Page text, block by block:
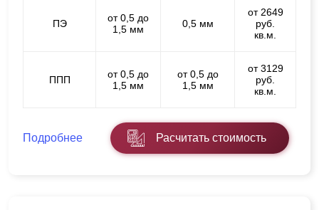
ПЭ
от 0,5 до
1,5 мм
0,5 мм
от 2649
руб.
кв.м.
ППП
от 0,5 до
1,5 мм
от 0,5 до
1,5 мм
от 3129
руб.
кв.м.
Подробнее Расчитать стоимость